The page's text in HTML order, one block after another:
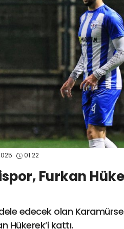
01:22
Furkan
edecek olan
Hükerek’i kattı.